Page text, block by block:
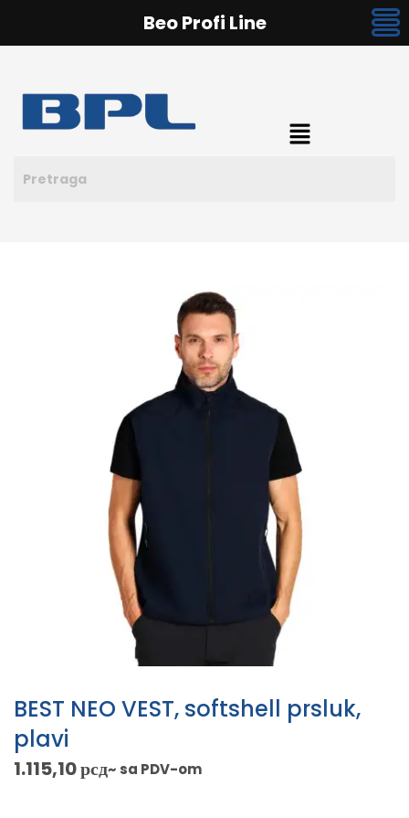
BEST NEO VEST, softshell prsluk,
plavi
1.115,10рсд~ sa PDV-om
Beo Profi Line